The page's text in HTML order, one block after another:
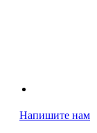
Напишите нам